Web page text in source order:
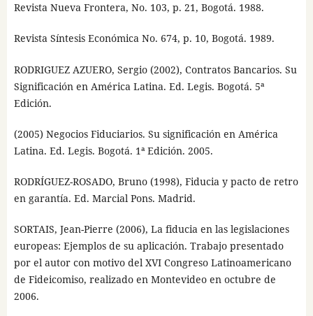
Revista Nueva Frontera, No. 103, p. 21, Bogotá. 1988.
Revista Síntesis Económica No. 674, p. 10, Bogotá. 1989.
RODRIGUEZ AZUERO, Sergio (2002), Contratos Bancarios. Su
Significación en América Latina. Ed. Legis. Bogotá. 5ª
Edición.
(2005) Negocios Fiduciarios. Su significación en América
Latina. Ed. Legis. Bogotá. 1ª Edición. 2005.
RODRÍGUEZ-ROSADO, Bruno (1998), Fiducia y pacto de retro
en garantía. Ed. Marcial Pons. Madrid.
SORTAIS, Jean-Pierre (2006), La fiducia en las legislaciones
europeas: Ejemplos de su aplicación. Trabajo presentado
por el autor con motivo del XVI Congreso Latinoamericano
de Fideicomiso, realizado en Montevideo en octubre de
2006.